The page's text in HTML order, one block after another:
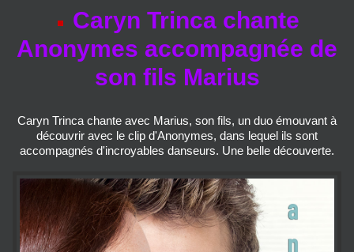
Caryn Trinca chante
Anonymes accompagnée de
son fils Marius
Caryn Trinca chante avec Marius, son fils, un duo émouvant à
découvrir avec le clip d'Anonymes, dans lequel ils sont
accompagnés d'incroyables danseurs. Une belle découverte.